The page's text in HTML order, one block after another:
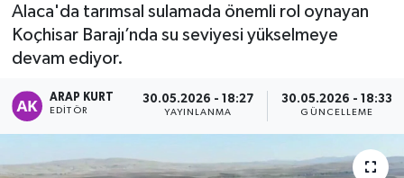
Alaca'da tarımsal sulamada önemli rol oynayan
Koçhisar Barajı’nda su seviyesi yükselmeye
devam ediyor.
ARAP KURT
EDITÖR
30.05.2026 - 18:27
YAYINLANMA
30.05.2026 - 18:33
GÜNCELLEME